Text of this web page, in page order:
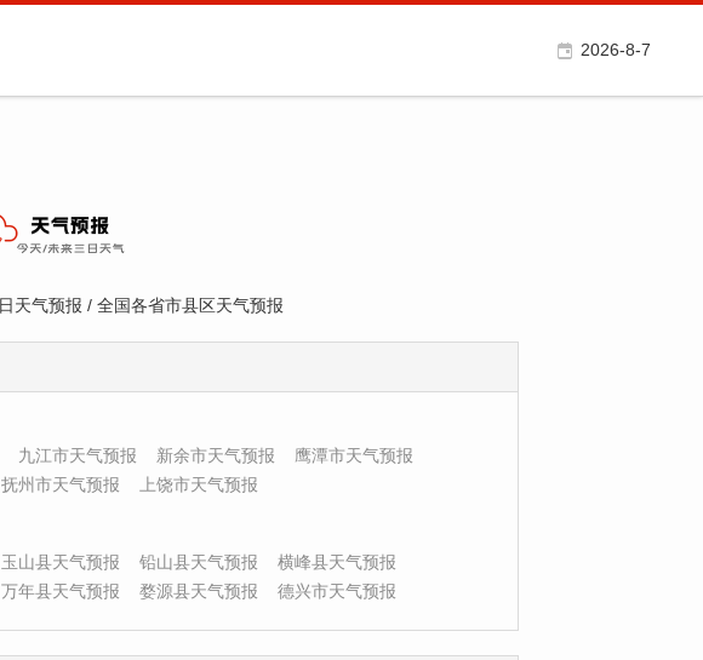
2026-8-7
天气预报 / 全国各省市县区天气预报
九江市天气预报 新余市天气预报
鹰潭市天气预报
抚州市天气预报 上饶市天气预报
玉山县天气预报 铅山县天气预报
横峰县天气预报
万年县天气预报 婺源县天气预报 德兴市天气预报